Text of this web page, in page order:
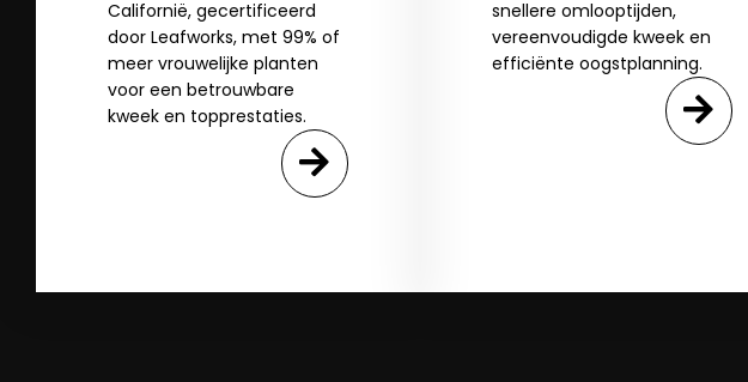
Californië, gecertificeerd
door Leafworks, met 99% of
meer vrouwelijke planten
voor een betrouwbare
kweek en topprestaties.
snellere omlooptijden,
vereenvoudigde kweek en
efficiënte oogstplanning.
NO, THANKS